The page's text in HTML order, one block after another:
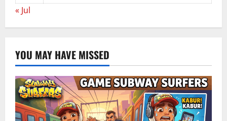
« Jul
YOU MAY HAVE MISSED